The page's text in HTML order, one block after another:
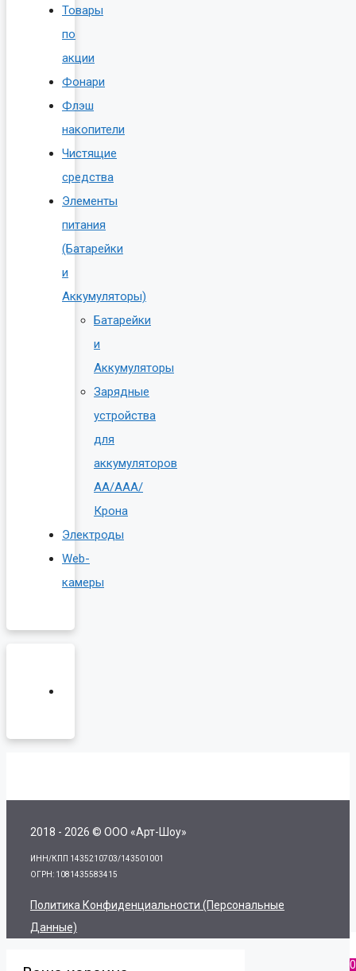
Товары
по
акции
Фонари
Флэш
накопители
Чистящие
средства
Элементы
питания
(Батарейки
и
Аккумуляторы)
Батарейки
и
Аккумуляторы
Зарядные
устройства
для
аккумуляторов
AA/AAA/
Крона
Электроды
Web-
камеры
2018 - 2026 © ООО «Арт-Шоу»
ИНН/КПП 1435210703/143501001
ОГРН: 1081435583415
Политика Конфиденциальности (персональные
Данные)
0